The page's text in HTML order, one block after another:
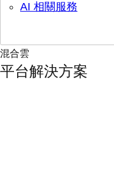
AI 相關服務
混合雲
平台解決方案